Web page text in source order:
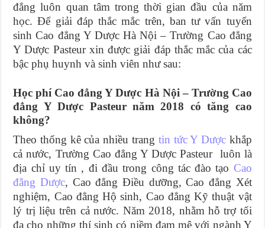
đẳng luôn quan tâm trong thời gian đầu của năm
học. Để giải đáp thắc mắc trên, ban tư vấn tuyển
sinh Cao đẳng Y Dược Hà Nội – Trường Cao đẳng
Y Dược Pasteur xin được giải đáp thắc mắc của các
bậc phụ huynh và sinh viên như sau:
Học phí Cao đẳng Y Dược Hà Nội – Trường Cao
đẳng Y Dược Pasteur năm 2018 có tăng cao
không?
Theo thống kê của nhiều trang tin tức Y Dược khắp
cả nước, Trường Cao đẳng Y Dược Pasteur luôn là
địa chỉ uy tín , đi đầu trong công tác đào tạo Cao
đẳng Dược, Cao đẳng Điều dưỡng, Cao đẳng Xét
nghiệm, Cao đẳng Hộ sinh, Cao đẳng Kỹ thuật vật
lý trị liệu trên cả nước. Năm 2018, nhằm hỗ trợ tối
đa cho những thí sinh có niềm đam mê với ngành Y